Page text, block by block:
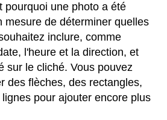
pourquoi une photo a été
mesure de déterminer quelles
inclure, comme
l'heure et la direction, et
sur le cliché. Vous pouvez
des flèches, des rectangles,
pour ajouter encore plus